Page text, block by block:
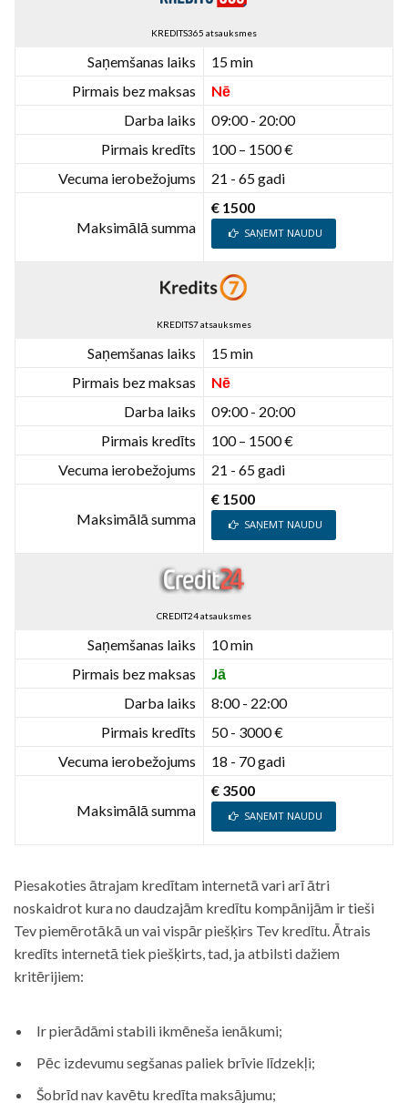
KREDITS365 atsauksmes
Saņemšanas laiks
15 min
Pirmais bez maksas
Nē
Darba laiks
09:00 - 20:00
Pirmais kredīts
100 – 1500 €
Vecuma ierobežojums
21 - 65 gadi
Maksimālā summa
€ 1500
SAŅEMT NAUDU
KREDITS7 atsauksmes
Saņemšanas laiks
15 min
Pirmais bez maksas
Nē
Darba laiks
09:00 - 20:00
Pirmais kredīts
100 – 1500 €
Vecuma ierobežojums
21 - 65 gadi
Maksimālā summa
€ 1500
SAŅEMT NAUDU
CREDIT24 atsauksmes
Saņemšanas laiks
10 min
Pirmais bez maksas
Jā
Darba laiks
8:00 - 22:00
Pirmais kredīts
50 - 3000 €
Vecuma ierobežojums
18 - 70 gadi
Maksimālā summa
€ 3500
SAŅEMT NAUDU
Piesakoties ātrajam kredītam internetā vari arī ātri
noskaidrot kura no daudzajām kredītu kompānijām ir tieši
Tev piemērotākā un vai vispār piešķirs Tev kredītu. Ātrais
kredīts internetā tiek piešķirts, tad, ja atbilsti dažiem
kritērijiem:
Ir pierādāmi stabili ikmēneša ienākumi;
Pēc izdevumu segšanas paliek brīvie līdzekļi;
Šobrīd nav kavētu kredīta maksājumu;